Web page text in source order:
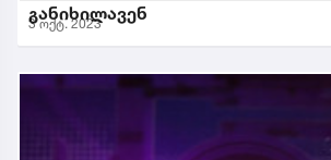
განიხილავენ
3 ოქტ. 2023